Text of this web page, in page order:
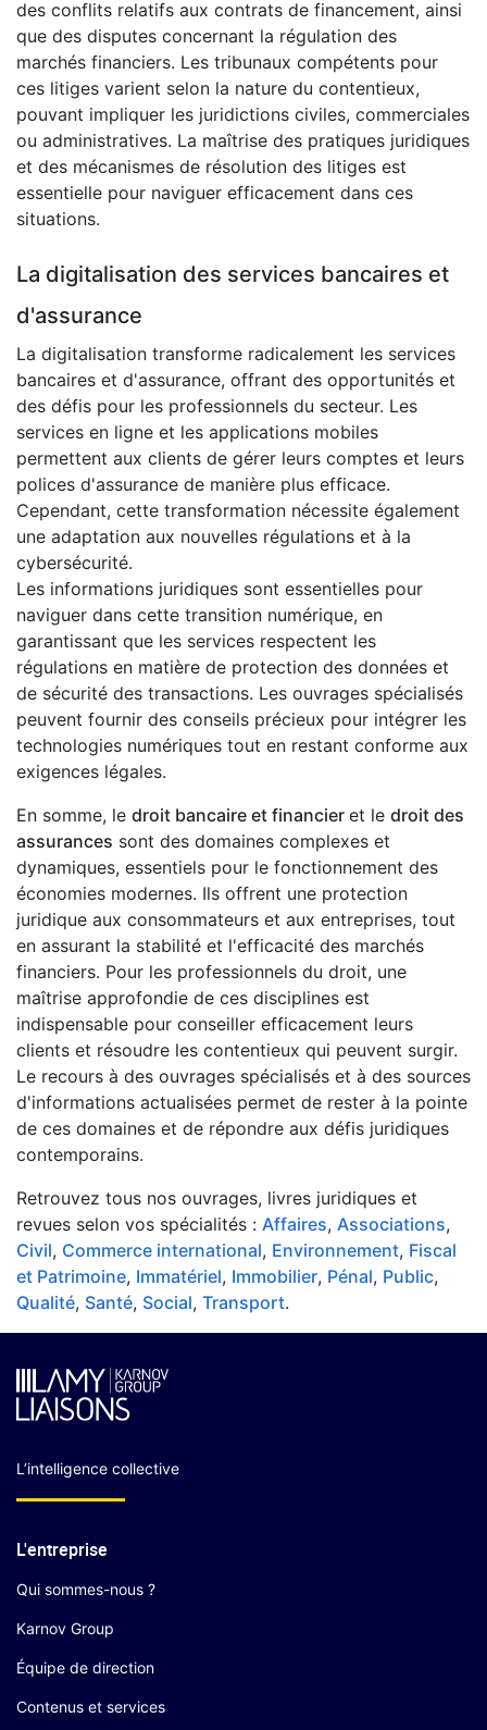
des conflits relatifs aux contrats de financement, ainsi
que des disputes concernant la régulation des
marchés financiers. Les tribunaux compétents pour
ces litiges varient selon la nature du contentieux,
pouvant impliquer les juridictions civiles, commerciales
ou administratives. La maîtrise des pratiques juridiques
et des mécanismes de résolution des litiges est
essentielle pour naviguer efficacement dans ces
situations.
La digitalisation des services bancaires et
d'assurance
La digitalisation transforme radicalement les services
bancaires et d'assurance, offrant des opportunités et
des défis pour les professionnels du secteur. Les
services en ligne et les applications mobiles
permettent aux clients de gérer leurs comptes et leurs
polices d'assurance de manière plus efficace.
Cependant, cette transformation nécessite également
une adaptation aux nouvelles régulations et à la
cybersécurité.
Les informations juridiques sont essentielles pour
naviguer dans cette transition numérique, en
garantissant que les services respectent les
régulations en matière de protection des données et
de sécurité des transactions. Les ouvrages spécialisés
peuvent fournir des conseils précieux pour intégrer les
technologies numériques tout en restant conforme aux
exigences légales.
En somme, le droit bancaire et financier et le droit des
assurances sont des domaines complexes et
dynamiques, essentiels pour le fonctionnement des
économies modernes. Ils offrent une protection
juridique aux consommateurs et aux entreprises, tout
en assurant la stabilité et l'efficacité des marchés
financiers. Pour les professionnels du droit, une
maîtrise approfondie de ces disciplines est
indispensable pour conseiller efficacement leurs
clients et résoudre les contentieux qui peuvent surgir.
Le recours à des ouvrages spécialisés et à des sources
d'informations actualisées permet de rester à la pointe
de ces domaines et de répondre aux défis juridiques
contemporains.
Retrouvez tous nos ouvrages, livres juridiques et
revues selon vos spécialités : Affaires, Associations,
Civil, Commerce international, Environnement, Fiscal
et Patrimoine, Immatériel, Immobilier, Pénal, Public,
Qualité, Santé, Social, Transport.
L’intelligence collective
L'entreprise
Qui sommes-nous ?
Karnov Group
Équipe de direction
Contenus et services